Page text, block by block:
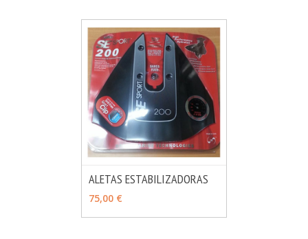
ALETAS ESTABILIZADORAS
75,00 €